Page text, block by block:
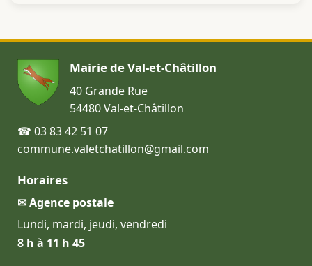
Mairie de Val-et-Châtillon
40 Grande Rue
54480 Val-et-Châtillon
☎ 03 83 42 51 07
commune.valetchatillon@gmail.com
Horaires
✉ Agence postale
Lundi, mardi, jeudi, vendredi
8 h à 11 h 45